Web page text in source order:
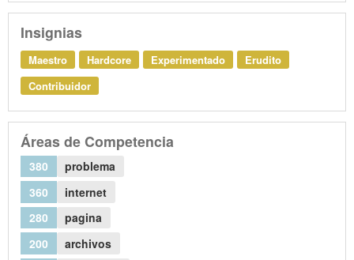
Insignias
Maestro Hardcore Experimentado
Erudito
Contribuidor
Áreas de Competencia
380
problema
360
internet
280
pagina
200
archivos